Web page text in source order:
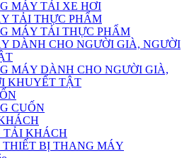
MÁY TẢI XE HƠI
TẢI THỰC PHẨM
MÁY TẢI THỰC PHẨM
DÀNH CHO NGƯỜI GIÀ, NGƯỜI
MÁY DÀNH CHO NGƯỜI GIÀ,
KHUYẾT TẬT
CUỐN
TẢI KHÁCH
BỊ THANG MÁY